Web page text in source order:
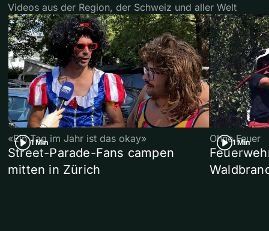
Videos aus der Region, der Schweiz und aller Welt
1 Min
«Ein Tag im Jahr ist das okay»
Street-Parade-Fans campen
mitten in Zürich
1 Min
Ohne Feuer